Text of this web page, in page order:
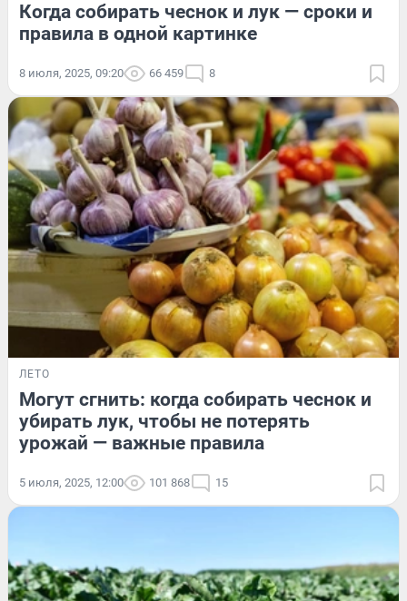
Когда собирать чеснок и лук — сроки и
правила в одной картинке
8 июля, 2025, 09:20 66 459 8
ЛЕТО
Могут сгнить: когда собирать чеснок и
убирать лук, чтобы не потерять
урожай — важные правила
5 июля, 2025, 12:00 101 868 15